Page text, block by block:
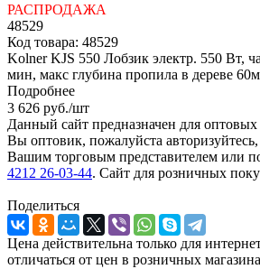
РАСПРОДАЖА
48529
Код товара: 48529
Kolner KJS 550 Лобзик электр. 550 Вт,
мин, макс глубина пропила в дереве
Подробнее
3 626 руб./шт
Данный сайт предназначен для
Вы оптовик, пожалуйста
Вашим торговым представителем или
4212 26-03-44. Сайт для розничных
Поделиться
Цена действительна только для
отличаться от цен в розничных